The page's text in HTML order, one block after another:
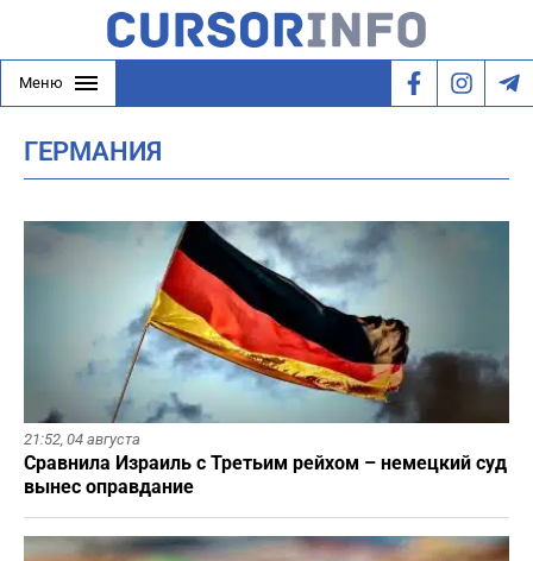
Меню
ГЕРМАНИЯ
21:52, 04 августа
Сравнила Израиль с Третьим рейхом – немецкий суд
вынес оправдание